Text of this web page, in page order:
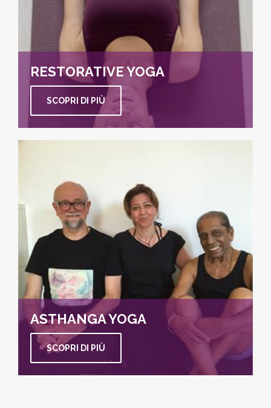
RESTORATIVE YOGA
SCOPRI DI PIÙ
ASTHANGA YOGA
SCOPRI DI PIÙ